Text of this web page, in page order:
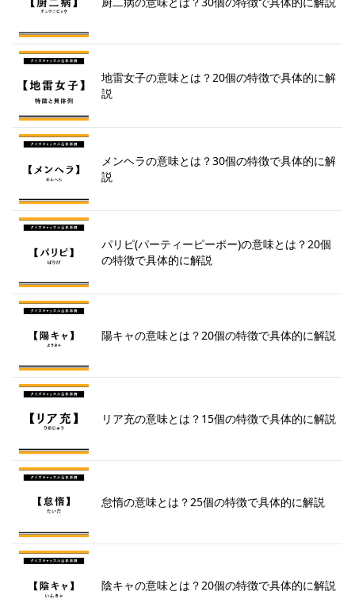
地雷女子の意味とは？20個の特徴で具体的に解
説
メンヘラの意味とは？30個の特徴で具体的に解
説
パリピ(パーティーピーポー)の意味とは？20個
の特徴で具体的に解説
陽キャの意味とは？20個の特徴で具体的に解説
リア充の意味とは？15個の特徴で具体的に解説
怠惰の意味とは？25個の特徴で具体的に解説
陰キャの意味とは？20個の特徴で具体的に解説